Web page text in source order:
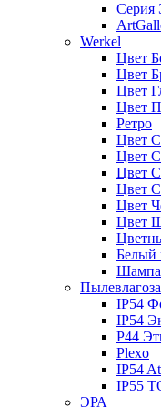
Серия
Werkel
Цвет
Цвет
Цвет
Цвет
Ретро
Цвет
Цвет
Цвет
Цвет
Цвет
Цвет
Белый
IP54
IP54
P44
Plexo
IP54
IP55
ЭРА